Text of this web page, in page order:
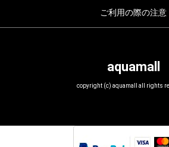
ご利用の際の注意
aquamall
copyright (c) aquamall all rights